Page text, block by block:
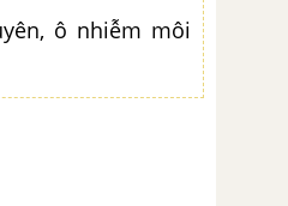
ô nhiễm môi